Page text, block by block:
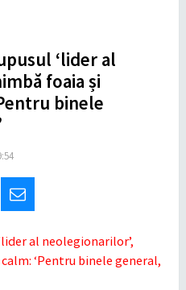
‘lider al
foaia și
binele